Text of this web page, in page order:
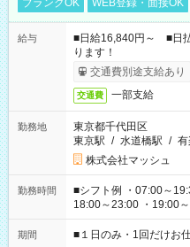
ブランクOK
WEB登録・面接OK
給与
■日給16,840円～ ■日
ります！
交通費別途支給あり
交通費 一部支給
勤務地
東京都千代田区
東京駅 / 水道橋駅 / 有
株式会社マッシュ
勤務時間
■シフト例 ・07:00～
18:00～23:00 ・19:00
etc ★最短で3時間で5,120円のお仕事から 15時間で2万円近く稼
げるお仕事も！ ご希望のお時間に合わせてご紹介！ ※シフトは
期間 ■１日のみ・1回だけお